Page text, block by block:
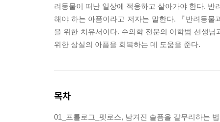
려동물이 떠난 일상에 적응하고 살아가야 한다.
해야 하는 아픔이라고 저자는 말한다. 『반려동
을 위한 치유서이다. 수의학 전문의 이학범 선생
위한 상실의 아픔을 회복하는 데 도움을 준다.
목차
01_프롤로그_펫로스, 남겨진 슬픔을 갈무리하는 법